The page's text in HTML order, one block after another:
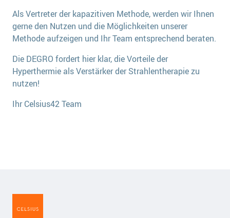
Als Vertreter der kapazitiven Methode, werden wir Ihnen
gerne den Nutzen und die Möglichkeiten unserer
Methode aufzeigen und Ihr Team entsprechend beraten.
Die DEGRO fordert hier klar, die Vorteile der
Hyperthermie als Verstärker der Strahlentherapie zu
nutzen!
Ihr Celsius42 Team